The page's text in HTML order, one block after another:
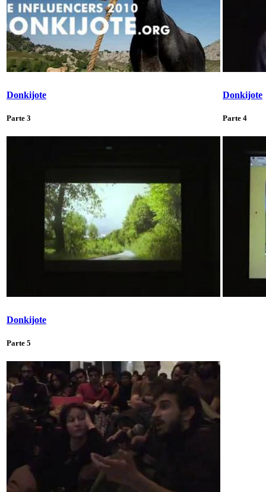
Donkijote
Parte 3
Donkijote
Parte 4
Donkijote
Parte 5